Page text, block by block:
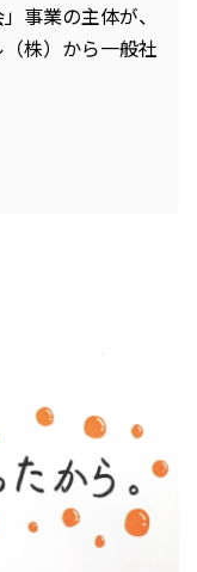
事業の主体が、
株）から一般社